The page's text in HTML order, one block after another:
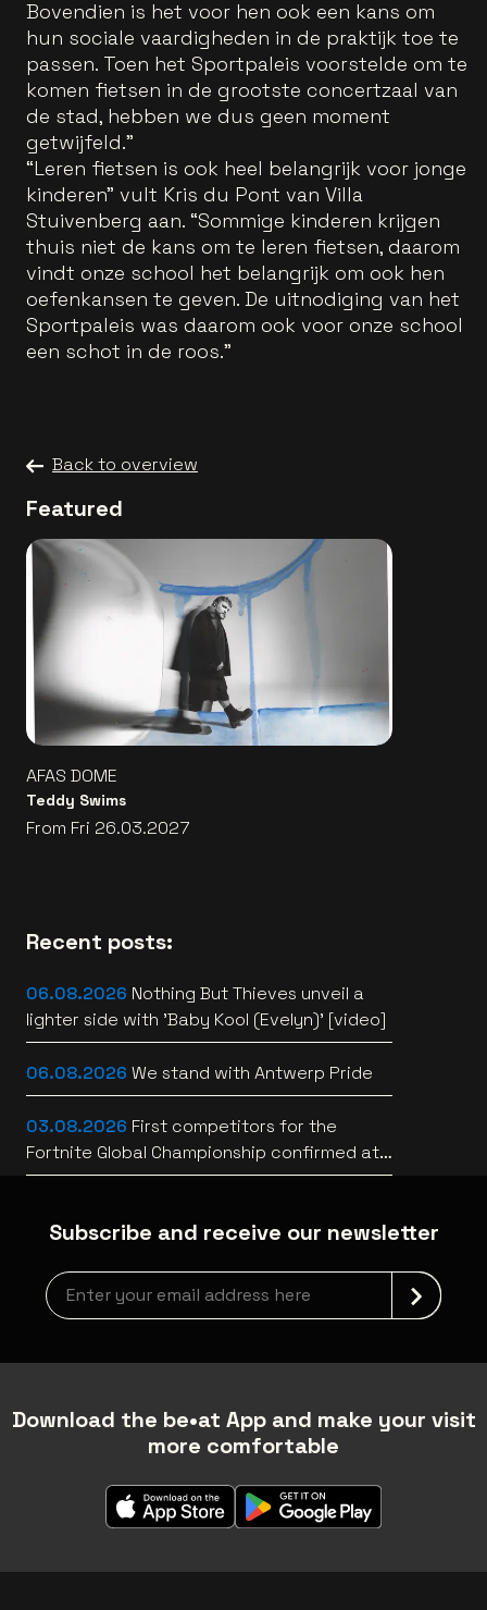
Bovendien is het voor hen ook een kans om
hun sociale vaardigheden in de praktijk toe te
passen. Toen het Sportpaleis voorstelde om te
komen fietsen in de grootste concertzaal van
de stad, hebben we dus geen moment
getwijfeld.”
“Leren fietsen is ook heel belangrijk voor jonge
kinderen” vult Kris du Pont van Villa
Stuivenberg aan. “Sommige kinderen krijgen
thuis niet de kans om te leren fietsen, daarom
vindt onze school het belangrijk om ook hen
oefenkansen te geven. De uitnodiging van het
Sportpaleis was daarom ook voor onze school
een schot in de roos.”
Back to overview
Featured
AFAS DOME
Teddy Swims
From Fri 26.03.2027
Recent posts:
06.08.2026 Nothing But Thieves unveil a
lighter side with 'Baby Kool (Evelyn)' [video]
06.08.2026 We stand with Antwerp Pride
03.08.2026 First competitors for the
Fortnite Global Championship confirmed at
Lotto Arena
Subscribe and receive our newsletter
Newsletter grabber
Download the be•at App and make your visit
more comfortable